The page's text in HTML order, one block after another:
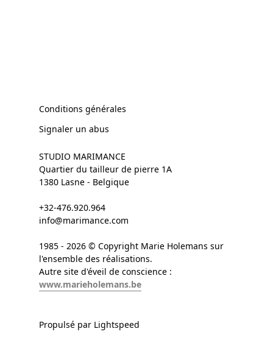
Conditions générales
Signaler un abus
STUDIO MARIMANCE
Quartier du tailleur de pierre 1A
1380 Lasne - Belgique
+32-476.920.964
info@marimance.com
1985 - 2026 © Copyright Marie Holemans sur
l'ensemble des réalisations.
Autre site d'éveil de conscience :
www.marieholemans.be
Propulsé par Lightspeed